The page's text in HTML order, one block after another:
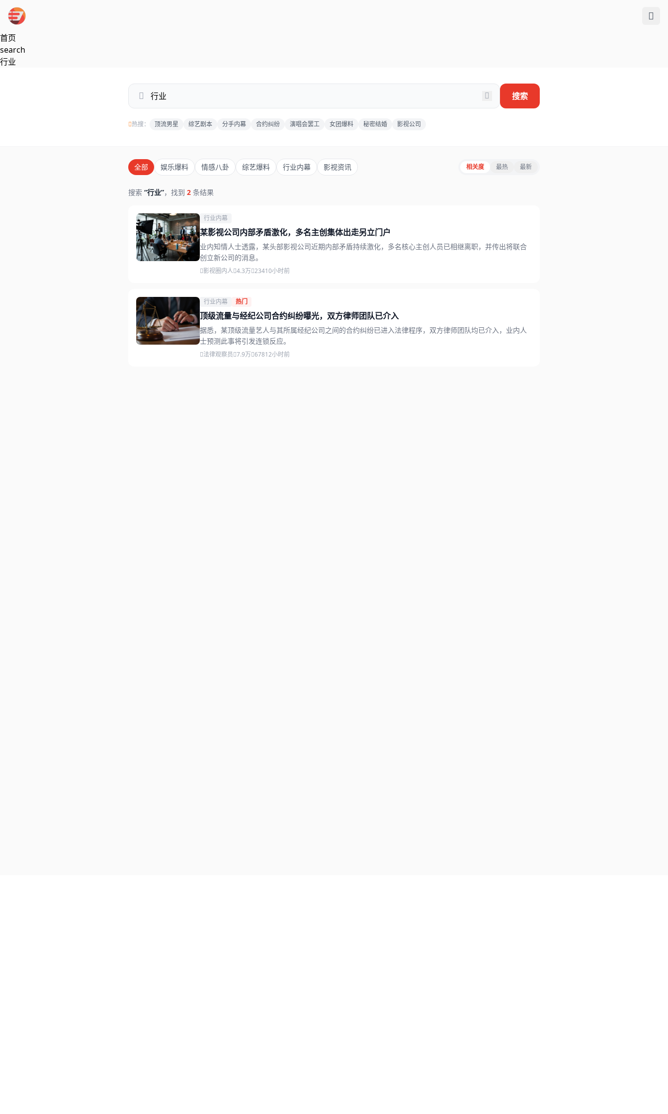
跳过导航
首页
search
行业
搜索
热搜： 顶流男星 综艺剧本 分手内幕 合约纠纷 演唱会罢工 女团爆料 秘密结婚 影视公司
全部 娱乐爆料 情感八卦 综艺爆料 行业内幕 影视资讯 相关度 最热 最新
搜索 “行业”，找到 2 条结果
行业内幕
某影视公司内部矛盾激化，多名主创集体出走另立门户
业内知情人士透露，某头部影视公司近期内部矛盾持续激化，多名核心主创人员已相继离职，并传出将联合
创立新公司的消息。
影视圈内人 4.3万 23410小时前
行业内幕 热门
顶级流量与经纪公司合约纠纷曝光，双方律师团队已介入
据悉，某顶级流量艺人与其所属经纪公司之间的合约纠纷已进入法律程序，双方律师团队均已介入，业内人
士预测此事将引发连锁反应。
法律观察员 7.9万 67812小时前